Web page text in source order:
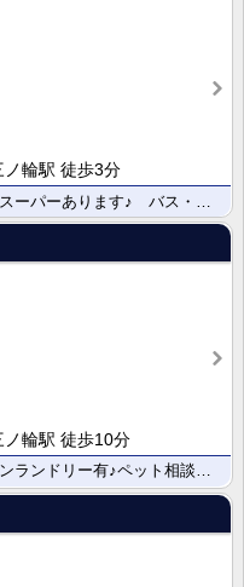
輪駅 徒歩3分
輪駅 徒歩10分
事務所相談可テラスハウス♪近くにコインランドリー有♪ペット相談可です♪